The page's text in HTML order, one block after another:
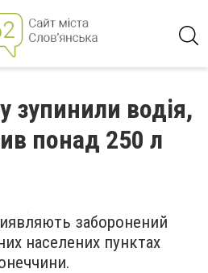
зупинили водія,
понад 250 л
заборонений
населених пунктах